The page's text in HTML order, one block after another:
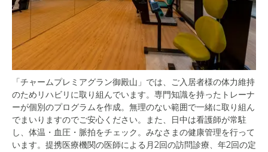
「チャームプレミアグラン御殿山」では、ご入居者様の体力維持
のためリハビリに取り組んでいます。専門知識を持ったトレーナ
ーが個別のプログラムを作成。無理のない範囲で一緒に取り組ん
でまいりますのでご安心ください。また、日中は看護師が常駐
し、体温・血圧・脈拍をチェック。みなさまの健康管理を行って
います。提携医療機関の医師による月2回の訪問診療、年2回の定